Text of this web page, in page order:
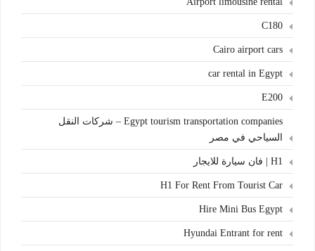
C180
Cairo airport cars
car rental in Egypt
E200
Egypt tourism transportation companies – شركات النقل
السياحي في مصر
H1 | فان سيارة للايجار
H1 For Rent From Tourist Car
Hire Mini Bus Egypt
Hyundai Entrant for rent